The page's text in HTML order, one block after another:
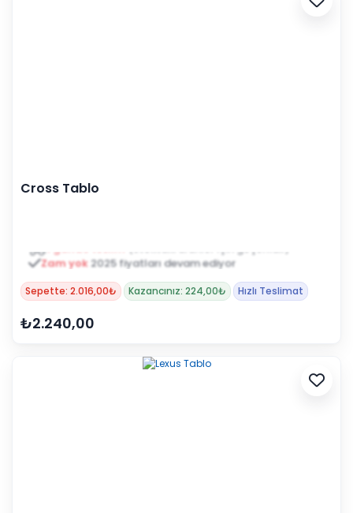
Cross Tablo
Zam yok 2025 fiyatları devam ediyor
Sepette: 2.016,00₺ Kazancınız: 224,00₺ Hızlı Teslimat
₺2.240,00